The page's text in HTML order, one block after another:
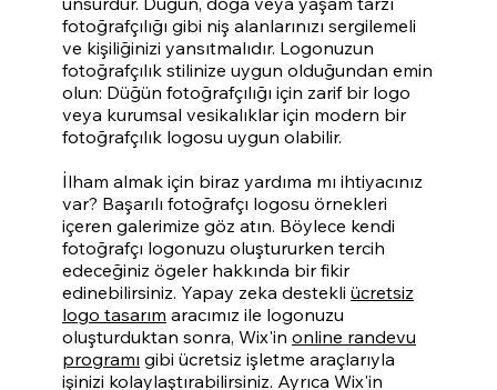
fotoğrafçılığı gibi niş alanlarınızı sergilemeli
ve kişiliğinizi yansıtmalıdır. Logonuzun
fotoğrafçılık stilinize uygun olduğundan emin
olun: Düğün fotoğrafçılığı için zarif bir logo
veya kurumsal vesikalıklar için modern bir
fotoğrafçılık logosu uygun olabilir.
İlham almak için biraz yardıma mı ihtiyacınız
var? Başarılı fotoğrafçı logosu örnekleri
içeren galerimize göz atın. Böylece kendi
fotoğrafçı logonuzu oluştururken tercih
edeceğiniz ögeler hakkında bir fikir
edinebilirsiniz. Yapay zeka destekli ücretsiz
logo tasarım aracımız ile logonuzu
oluşturduktan sonra, Wix'in online randevu
programı gibi ücretsiz işletme araçlarıyla
işinizi kolaylaştırabilirsiniz. Ayrıca Wix'in